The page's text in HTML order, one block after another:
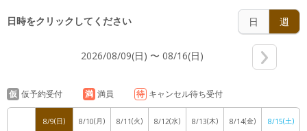
日時をクリックしてください 日 週
2026/08/09(日) 〜 08/16(日)
仮 仮予約受付 満 満員 待 キャンセル待ち受付
8/9(日) 8/10(月) 8/11(火) 8/12(水) 8/13(木) 8/14(金) 8/15(土)